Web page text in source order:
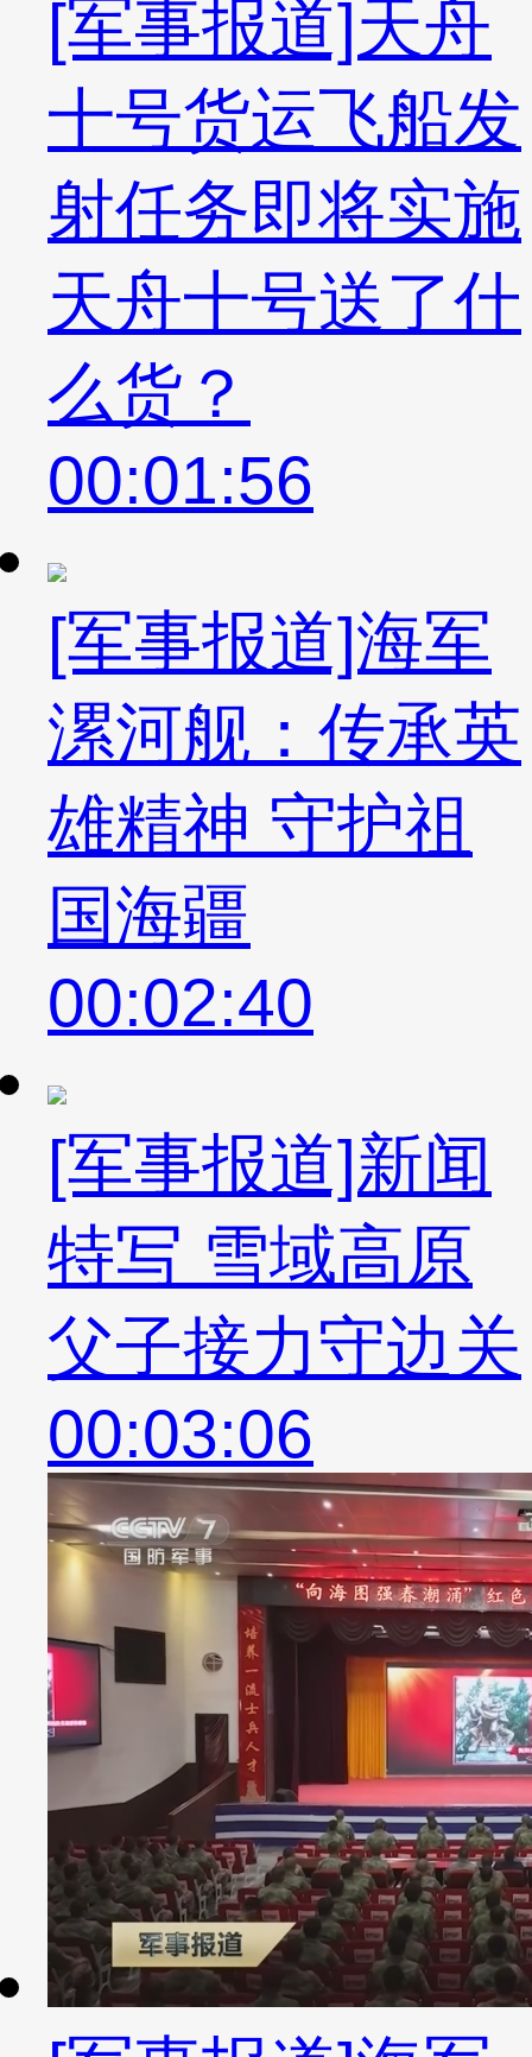
[军事报道]天舟
十号货运飞船发
射任务即将实施
天舟十号送了什
么货？
00:01:56
[军事报道]海军
漯河舰：传承英
雄精神 守护祖
国海疆
00:02:40
[军事报道]新闻
特写 雪域高原
父子接力守边关
00:03:06